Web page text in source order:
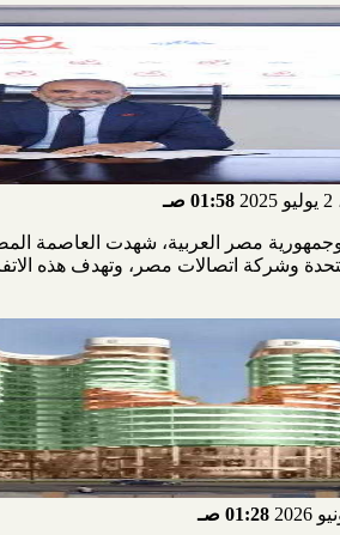
01:58 صـ
وجمهورية مصر العربية، شهدت العاصمة
وشركة اتصالات مصر، وتهدف هذه
01:28 صـ